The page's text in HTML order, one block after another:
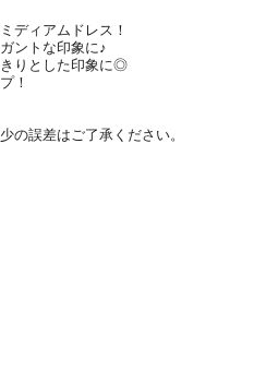
ディアムドレス！
ントな印象に♪
りとした印象に◎
！
の誤差はご了承ください。